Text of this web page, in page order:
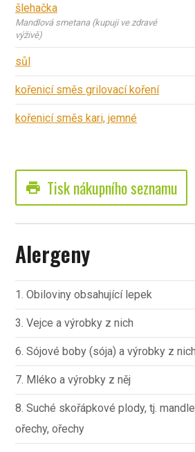
šlehačka
Mandlová smetana (kupuji ve zdravé
výživě)
sůl
kořenicí směs grilovací koření
kořenicí směs kari, jemné
print Tisk nákupního seznamu
Alergeny
1. Obiloviny obsahující lepek
3. Vejce a výrobky z nich
6. Sójové boby (sója) a výrobky z nich
7. Mléko a výrobky z něj
8. Suché skořápkové plody, tj.
ořechy, ořechy